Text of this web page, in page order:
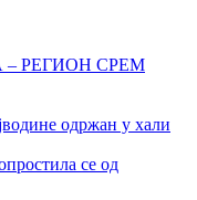
РЕГИОН СРЕМ
одржан у хали
се од